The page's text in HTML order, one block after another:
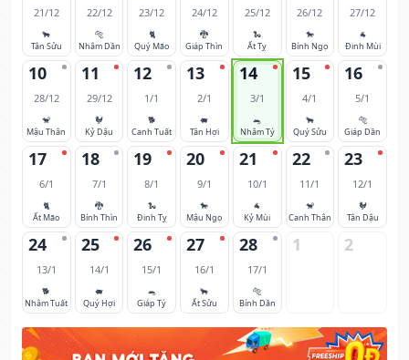
21/12
🐂
Tân Sửu
22/12
🐅
Nhâm Dần
23/12
🐈
Quý Mão
24/12
🐉
Giáp Thìn
25/12
🐍
Ất Tỵ
26/12
🐎
Bính Ngọ
27/12
🐐
Đinh Mùi
10
28/12
🐒
Mậu Thân
11
29/12
🐓
Kỷ Dậu
12
1/1
🐕
Canh Tuất
13
2/1
🐖
Tân Hợi
14
3/1
🐀
Nhâm Tý
15
4/1
🐂
Quý Sửu
16
5/1
🐅
Giáp Dần
17
6/1
🐈
Ất Mão
18
7/1
🐉
Bính Thìn
19
8/1
🐍
Đinh Tỵ
20
9/1
🐎
Mậu Ngọ
21
10/1
🐐
Kỷ Mùi
22
11/1
🐒
Canh Thân
23
12/1
🐓
Tân Dậu
24
13/1
🐕
Nhâm Tuất
25
14/1
🐖
Quý Hợi
26
15/1
🐀
Giáp Tý
27
16/1
🐂
Ất Sửu
28
17/1
🐅
Bính Dần
1 2